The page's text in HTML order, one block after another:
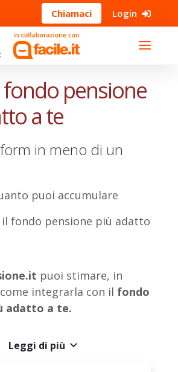
Chiamaci Login
fondo pensione
fondo pensione
a te
in meno di un
puoi accumulare
fondo pensione più adatto
puoi stimare, in
integrarla con il fondo
adatto a te.
Leggi di più